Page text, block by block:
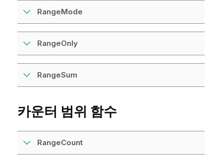
RangeMode
RangeOnly
RangeSum
카운터 범위 함수
RangeCount